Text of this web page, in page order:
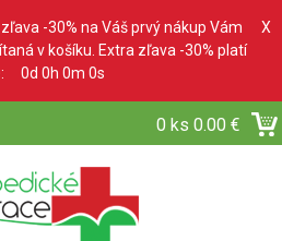
-30% na Váš prvý nákup Vám
v košíku. Extra zľava -30% platí
0d 0h 0m 0s
X
0 ks 0.00 €